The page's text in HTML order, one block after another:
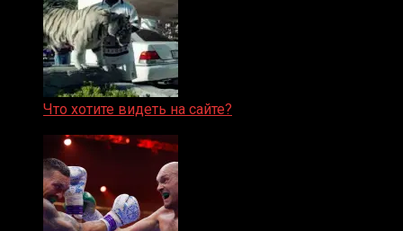
Что хотите видеть на сайте?